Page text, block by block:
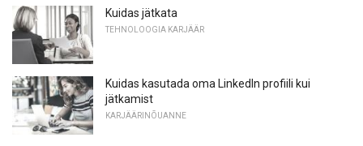
Kuidas jätkata
TEHNOLOOGIA KARJÄÄR
Kuidas kasutada oma LinkedIn profiili kui
jätkamist
KARJÄÄRINÕUANNE